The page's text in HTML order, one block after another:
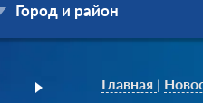
Город и район
Главная |